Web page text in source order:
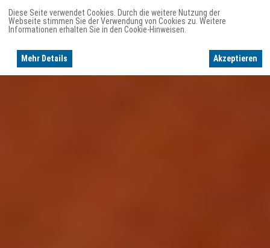
Diese Seite verwendet Cookies. Durch die weitere Nutzung der
Webseite stimmen Sie der Verwendung von Cookies zu. Weitere
Informationen erhalten Sie in den Cookie-Hinweisen.
Mehr Details Akzeptieren